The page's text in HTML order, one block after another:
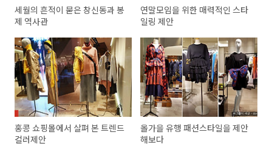
세월의 흔적이 묻은 창신동과 봉
제 역사관
연말모임을 위한 매력적인 스타
일링 제안
홍콩 쇼핑몰에서 살펴 본 트렌드
컬러제안
올가을 유행 패션스타일을 제안
해보다